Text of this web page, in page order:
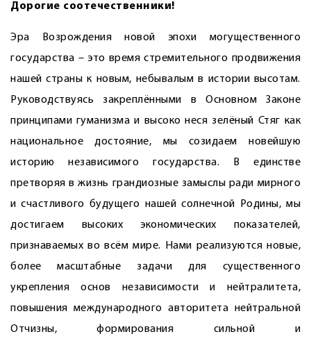
Дорогие соотечественники!
Эра Возрождения новой эпохи могущественного
государства – это время стремительного продвижения
нашей страны к новым, небывалым в истории высотам.
Руководствуясь закреплёнными в Основном Законе
принципами гуманизма и высоко неся зелёный Стяг как
национальное достояние, мы созидаем новейшую
историю независимого государства. В единстве
претворяя в жизнь грандиозные замыслы ради мирного
и счастливого будущего нашей солнечной Родины, мы
достигаем высоких экономических показателей,
признаваемых во всём мире. Нами реализуются новые,
более масштабные задачи для существенного
укрепления основ независимости и нейтралитета,
повышения международного авторитета нейтральной
Отчизны, формирования сильной и